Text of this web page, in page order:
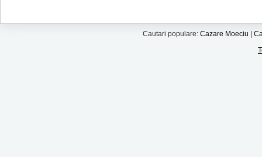
Cautari populare: Cazare Moeciu